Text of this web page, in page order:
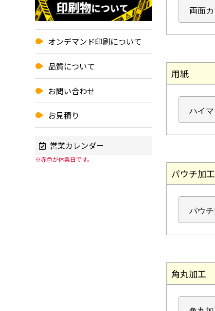
オンデマンド印刷について
品質について
お問い合わせ
お見積り
営業カレンダー
※赤色が休業日です。
用紙
パウチ加工
角丸加工